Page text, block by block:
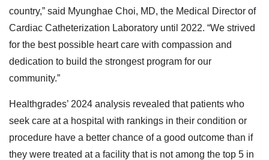
country,” said Myunghae Choi, MD, the Medical Director of
Cardiac Catheterization Laboratory until 2022. “We strived
for the best possible heart care with compassion and
dedication to build the strongest program for our
community.”
Healthgrades’ 2024 analysis revealed that patients who
seek care at a hospital with rankings in their condition or
procedure have a better chance of a good outcome than if
they were treated at a facility that is not among the top 5 in